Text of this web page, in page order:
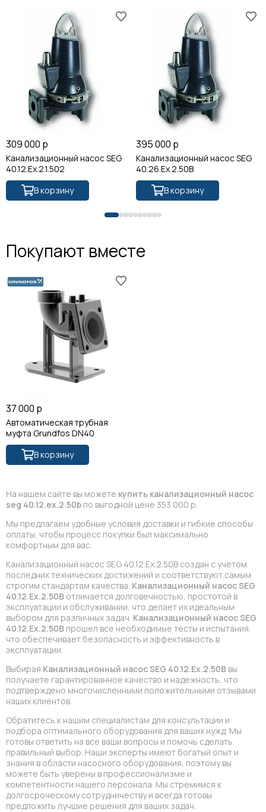
309 000 р
Канализационный насос SEG
40.12.Ex.2.1.502
В корзину
395 000 р
Канализационный насос SEG
40.26.Ex.2.50B
В корзину
Покупают вместе
37 000 р
Автоматическая трубная
муфта Grundfos DN40
В корзину
На нашем сайте вы можете купить канализационный насос
seg 40.12.ex.2.50b по выгодной цене 353 000 р.
Мы предлагаем удобные условия доставки и гибкие способы
оплаты, чтобы процесс покупки был максимально
комфортным для вас.
Канализационный насос SEG 40.12.Ex.2.50B создан с учетом
последних технических достижений и соответствуют самым
строгим стандартам качества. Канализационный насос SEG
40.12.Ex.2.50B отличается долговечностью, простотой в
эксплуатации и обслуживании, что делает их идеальным
выбором для различных задач. Канализационный насос SEG
40.12.Ex.2.50B прошел все необходимые тесты и испытания,
что обеспечивает безопасность и эффективность в
эксплуатации.
Выбирая Канализационный насос SEG 40.12.Ex.2.50B вы
получаете гарантированное качество и надежность, что
подтверждено многочисленными положительными отзывами
наших клиентов.
Обратитесь к нашим специалистам для консультации и
подбора оптимального оборудования для ваших нужд. Мы
готовы ответить на все ваши вопросы и помочь сделать
правильный выбор. Наши эксперты имеют богатый опыт и
знания в области насосного оборудования, поэтому вы
можете быть уверены в профессионализме и
компетентности нашего персонала. Мы стремимся к
долгосроческому сотрудничеству и всегда готовы
предложить лучшие решения для ваших задач.